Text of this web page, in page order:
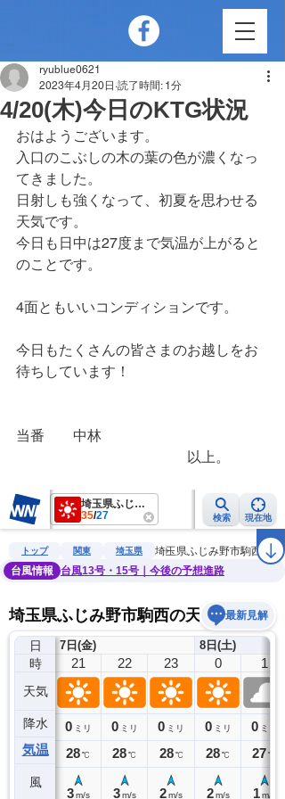
4/20(木)今日のKTG状況
ryublue0621
2023年4月20日 読了時間: 1分
おはようございます。
入口のこぶしの木の葉の色が濃くなっ
てきました。
日射しも強くなって、初夏を思わせる
天気です。
今日も日中は27度まで気温が上がると
のことです。
4面ともいいコンディションです。
今日もたくさんの皆さまのお越しをお
待ちしています！
当番　　中林
以上。